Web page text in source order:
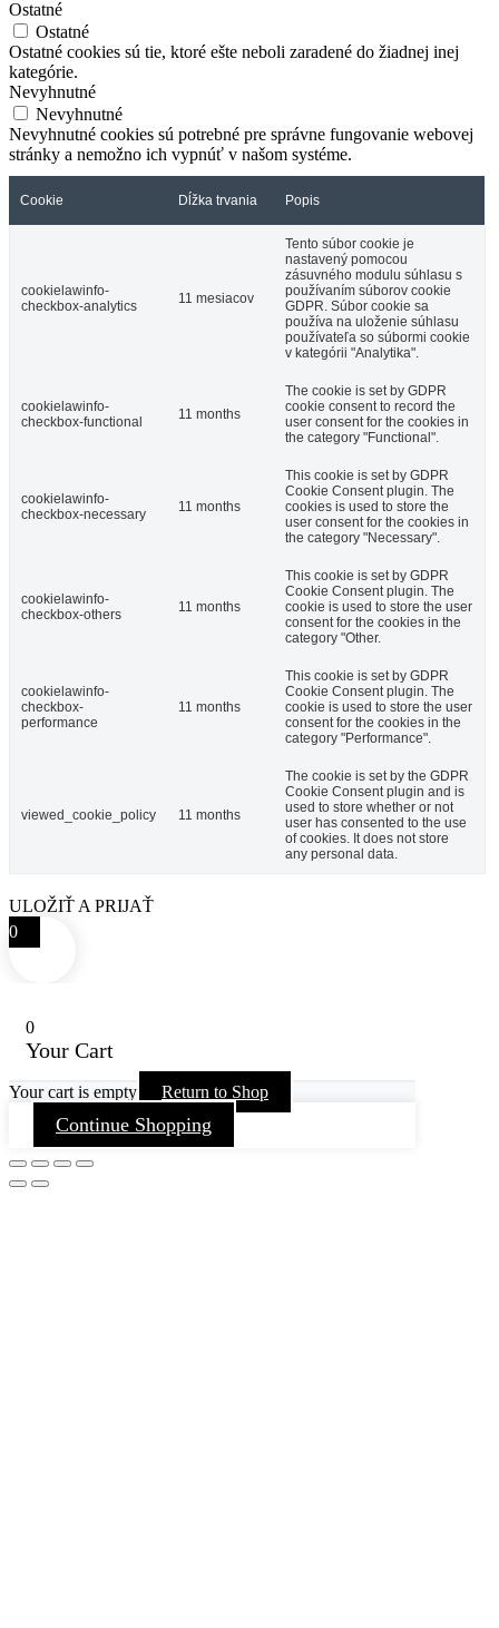
Ostatné
Ostatné
Ostatné cookies sú tie, ktoré ešte neboli zaradené do žiadnej inej
kategórie.
Nevyhnutné
Nevyhnutné
Nevyhnutné cookies sú potrebné pre správne fungovanie webovej
stránky a nemožno ich vypnúť v našom systéme.
Cookie Dĺžka trvania Popis
cookielawinfo-
checkbox-analytics
11 mesiacov
Tento súbor cookie je
nastavený pomocou
zásuvného modulu súhlasu s
používaním súborov cookie
GDPR. Súbor cookie sa
používa na uloženie súhlasu
používateľa so súbormi cookie
v kategórii "Analytika".
cookielawinfo-
checkbox-functional
11 months
The cookie is set by GDPR
cookie consent to record the
user consent for the cookies in
the category "Functional".
cookielawinfo-
checkbox-necessary
11 months
This cookie is set by GDPR
Cookie Consent plugin. The
cookies is used to store the
user consent for the cookies in
the category "Necessary".
cookielawinfo-
checkbox-others
11 months
This cookie is set by GDPR
Cookie Consent plugin. The
cookie is used to store the user
consent for the cookies in the
category "Other.
cookielawinfo-
checkbox-
performance
11 months
This cookie is set by GDPR
Cookie Consent plugin. The
cookie is used to store the user
consent for the cookies in the
category "Performance".
viewed_cookie_policy 11 months
The cookie is set by the GDPR
Cookie Consent plugin and is
used to store whether or not
user has consented to the use
of cookies. It does not store
any personal data.
ULOŽIŤ A PRIJAŤ
0
0
Your Cart
Your cart is empty Return to Shop
Continue Shopping